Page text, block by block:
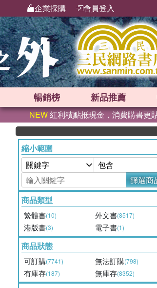
企業採購 會員登入
暢銷榜 新品推薦
NEW紅利積點抵現金，消費購書更
縮小範圍
篩選商
商品類型
繁體書(10) 外文書(8517)
港版書(3) 電子書(1)
商品狀態
可訂購(7741) 無法訂購(798)
有庫存(187) 無庫存(8352)